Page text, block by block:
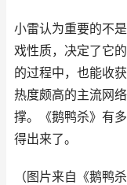
小雷认为重要的不
戏性质，决定了它
的过程中，也能收
热度颇高的主流网
撑。《鹅鸭杀》有
得出来了。
（图片来自《鹅鸭杀